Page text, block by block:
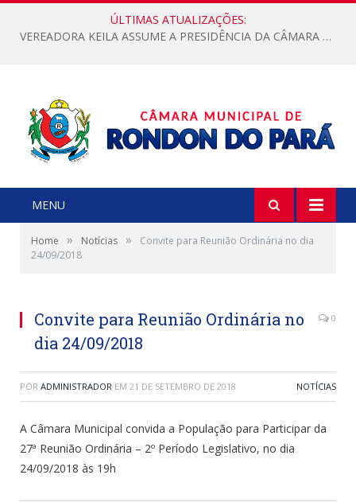
ÚLTIMAS ATUALIZAÇÕES:
VEREADORA KEILA ASSUME A PRESIDÊNCIA DA CÂMARA MUNICIPAL.
MENU
Home » Notícias »
Convite para Reunião Ordinária no dia
24/09/2018
Convite para Reunião Ordinária no
dia 24/09/2018
0
POR ADMINISTRADOR EM 21 DE SETEMBRO DE 2018 NOTÍCIAS
A Câmara Municipal convida a População para Participar da
27ª Reunião Ordinária – 2º Período Legislativo, no dia
24/09/2018 às 19h